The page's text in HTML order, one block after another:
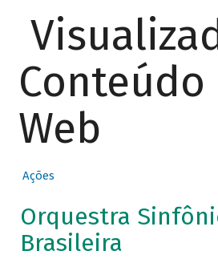
Conteúdo
Web
Ações
Orquestra
Brasileira